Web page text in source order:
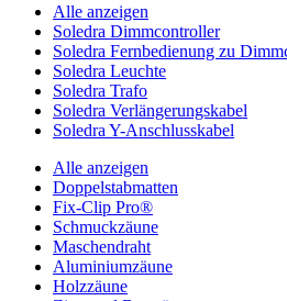
Alle anzeigen
Soledra Dimmcontroller
Soledra Fernbedienung zu
Soledra Leuchte
Soledra Trafo
Soledra Verlängerungskabel
Soledra Y-Anschlusskabel
Alle anzeigen
Doppelstabmatten
Fix-Clip Pro®
Schmuckzäune
Maschendraht
Aluminiumzäune
Holzzäune